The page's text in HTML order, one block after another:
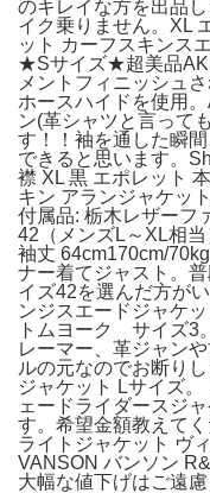
のキレイな方を出品
イク乗りません。XL
ット カーフスキンス
★Sサイズ★超美品
メントフィニッシュ
ホースハイドを使用
ン(革シャツと言って
す！！袖を通した瞬
できると思います。
襟 XL 黒 エポレット
キン アランジャケッ
付属品: 栃木レザーフ
42（メンズL～XL相
袖丈 64cm170cm/
ナー着てジャスト。
イズ42を選んだ方が
ンジスエードジャケ
トムヨーク サイズ3
レーマー、革ジャン
ルの元なのでお断り
ジャケット Lサイズ
ェードライダースジ
す。希望金額教えて
ライトジャケット ヴ
VANSON バンソン
大幅な値下げはご遠慮